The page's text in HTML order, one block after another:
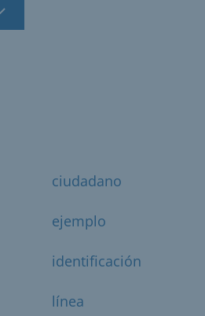
ciudadano
ejemplo
identificación
línea